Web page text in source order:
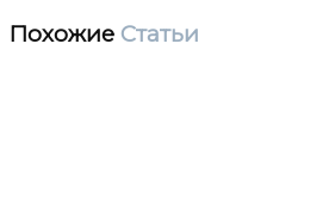
Похожие Статьи